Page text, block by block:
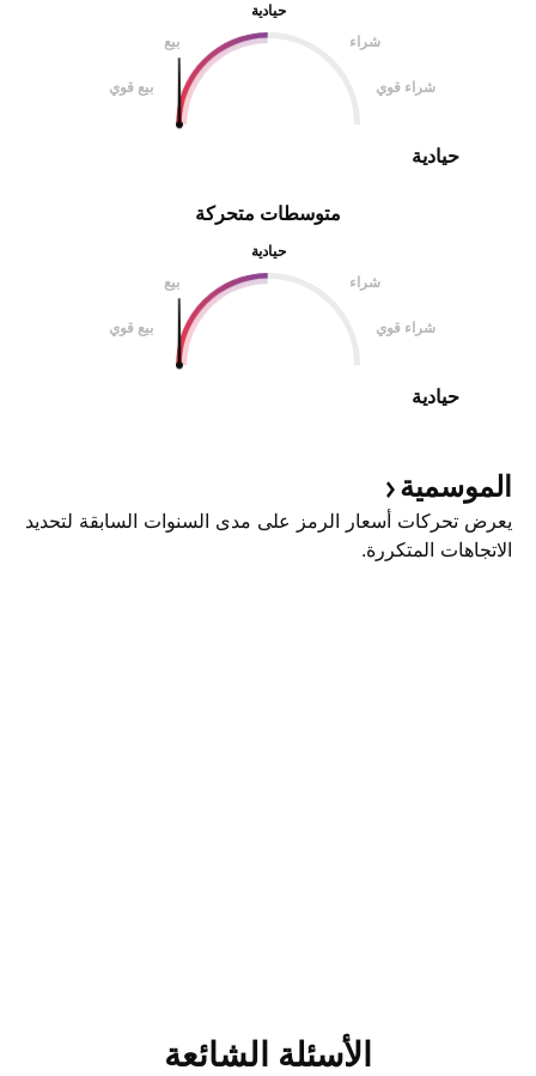
حيادية
بيع
شراء
بيع قوي شراء قوي
حيادية
متوسطات متحركة
حيادية
بيع
شراء
بيع قوي شراء قوي
حيادية
الموسمية
يعرض تحركات أسعار الرمز على مدى السنوات السابقة لتحديد
الاتجاهات المتكررة.
الأسئلة الشائعة